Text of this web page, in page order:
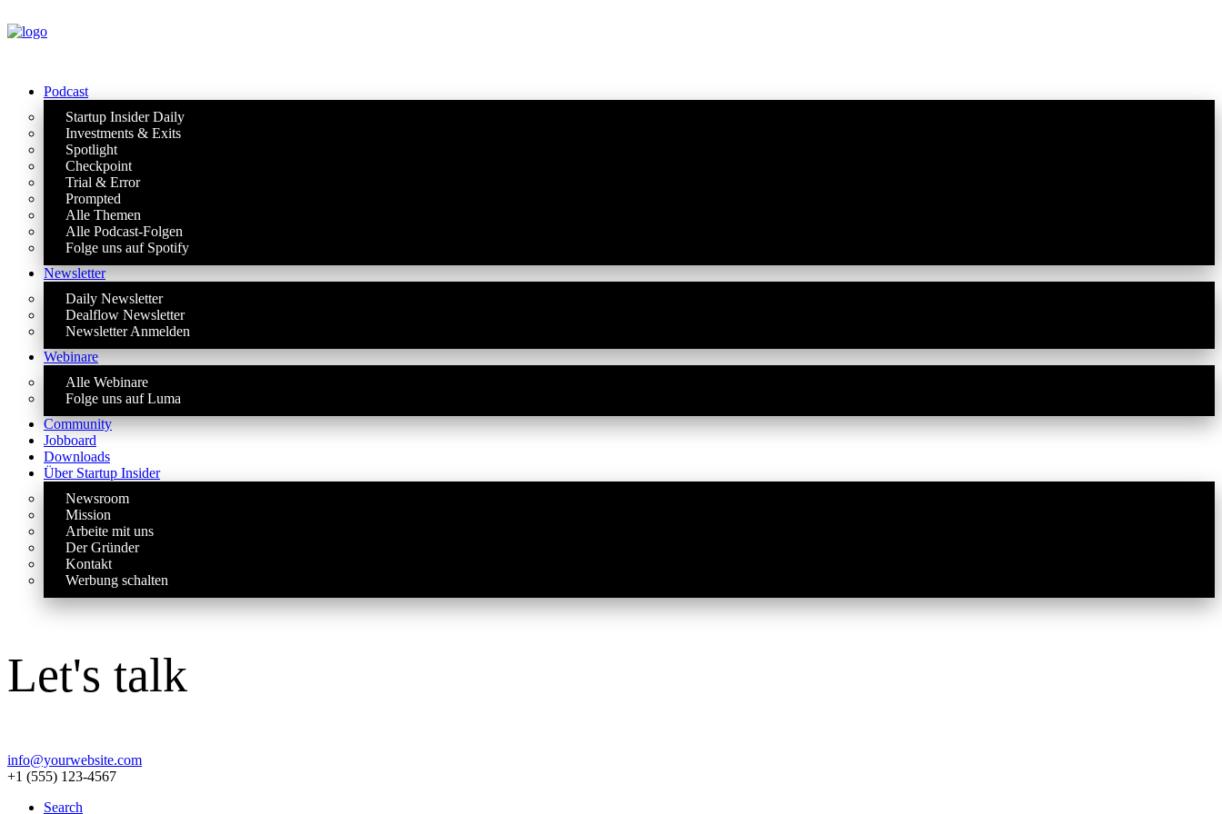
Podcast
Startup Insider Daily
Investments & Exits
Spotlight
Checkpoint
Trial & Error
Prompted
Alle Themen
Alle Podcast-Folgen
Folge uns auf Spotify
Newsletter
Daily Newsletter
Dealflow Newsletter
Newsletter Anmelden
Webinare
Alle Webinare
Folge uns auf Luma
Community
Jobboard
Downloads
Über Startup Insider
Newsroom
Mission
Arbeite mit uns
Der Gründer
Kontakt
Werbung schalten
Let's talk
info@yourwebsite.com
+1 (555) 123-4567
Search